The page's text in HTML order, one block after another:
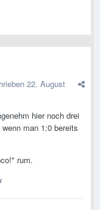
22. August
hier noch drei
man 1:0 bereits
rum.